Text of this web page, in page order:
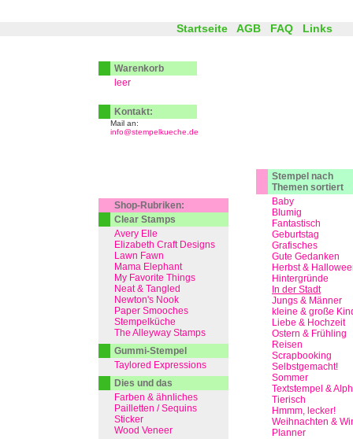
Stempel nach
Themen sortiert
Baby
Blumig
Fantastisch
Geburtstag
Grafisches
Gute Gedanken
Herbst &
Hintergründe
In der Stadt
Jungs & Männer
kleine & große
Liebe & Hochzeit
Ostern & Frühling
Reisen
Scrapbooking
Selbstgemacht!
Sommer
Textstempel &
Tierisch
Hmmm, lecker!
Weihnachten &
Planner
Startseite AGB FAQ Links
Warenkorb
leer
Kontakt:
Mail an:
info@stempelkueche.de
Shop-Rubriken:
Clear Stamps
Avery Elle
Elizabeth Craft Designs
Lawn Fawn
Mama Elephant
My Favorite Things
Neat & Tangled
Newton's Nook
Paper Smooches
Stempelküche
The Alleyway Stamps
Gummi-Stempel
Taylored Expressions
Dies und das
Farben & ähnliches
Pailletten / Sequins
Sticker
Wood Veneer